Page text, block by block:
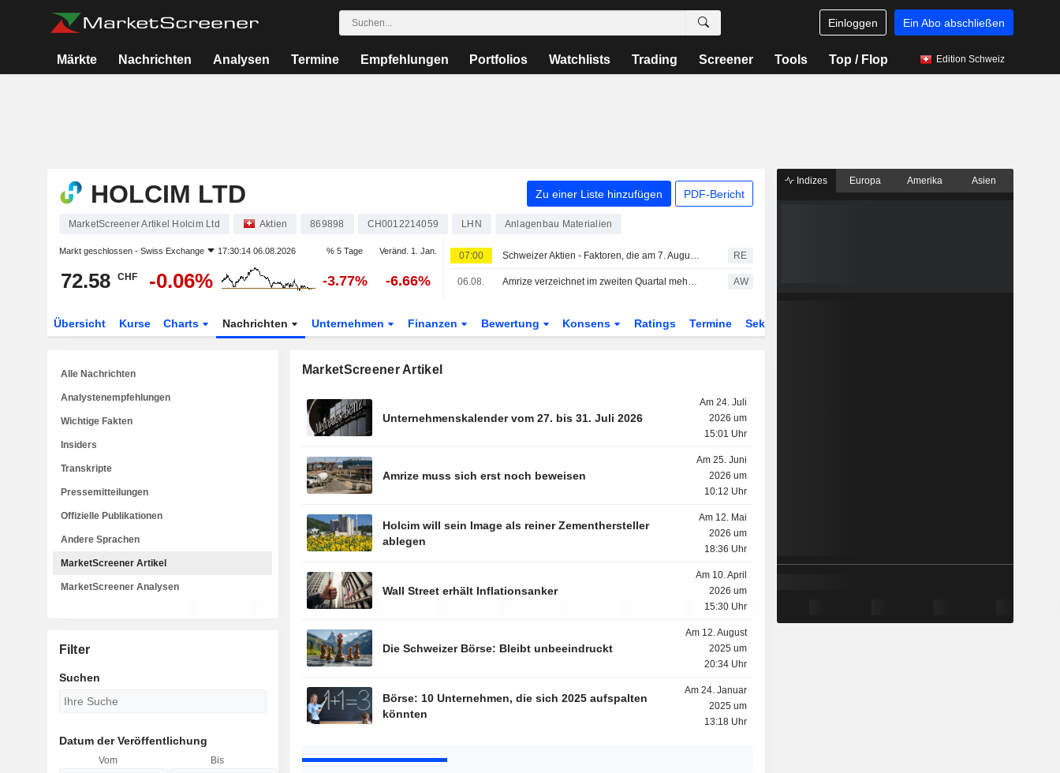
Einloggen Ein Abo abschließen
Märkte Nachrichten Analysen Termine Empfehlungen Portfolios Watchlists Trading Screener Tools Top / Flop Edition Schweiz
HOLCIM LTD Zu einer Liste hinzufügen PDF-Bericht
MarketScreener Artikel Holcim Ltd Aktien 869898 CH0012214059 LHN Anlagenbau Materialien
Markt geschlossen - Swiss Exchange 17:30:14 06.08.2026 % 5 Tage Veränd. 1. Jan.
72.58 CHF -0.06% -3.77% -6.66%
07:00 Schweizer Aktien - Faktoren, die am 7. August im Blick stehen RE
06.08. Amrize verzeichnet im zweiten Quartal mehr Umsatz und Gewinn AW
Übersicht Kurse Charts Nachrichten Unternehmen Finanzen Bewertung Konsens Ratings Termine Sektor
MarketScreener Artikel
Unternehmenskalender vom 27. bis 31. Juli 2026
Am 24. Juli
2026 um
15:01 Uhr
Amrize muss sich erst noch beweisen
Am 25. Juni
2026 um
10:12 Uhr
Holcim will sein Image als reiner Zementhersteller
ablegen
Am 12. Mai
2026 um
18:36 Uhr
Wall Street erhält Inflationsanker
Am 10. April
2026 um
15:30 Uhr
Die Schweizer Börse: Bleibt unbeeindruckt
Am 12. August
2025 um
20:34 Uhr
Börse: 10 Unternehmen, die sich 2025 aufspalten
könnten
Am 24. Januar
2025 um
13:18 Uhr
Alle Nachrichten
Analystenempfehlungen
Wichtige Fakten
Insiders
Transkripte
Pressemitteilungen
Offizielle Publikationen
Andere Sprachen
MarketScreener Artikel
MarketScreener Analysen
Filter
Suchen
Datum der Veröffentlichung
Vom Bis
Indizes Europa Amerika Asien